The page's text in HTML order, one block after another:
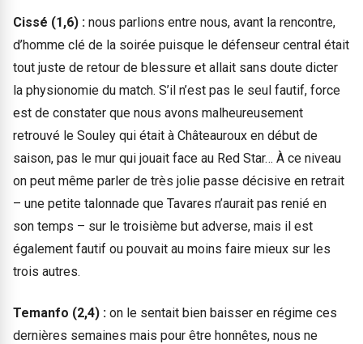
Cissé (1,6) : nous parlions entre nous, avant la rencontre,
d’homme clé de la soirée puisque le défenseur central était
tout juste de retour de blessure et allait sans doute dicter
la physionomie du match. S’il n’est pas le seul fautif, force
est de constater que nous avons malheureusement
retrouvé le Souley qui était à Châteauroux en début de
saison, pas le mur qui jouait face au Red Star… À ce niveau
on peut même parler de très jolie passe décisive en retrait
– une petite talonnade que Tavares n’aurait pas renié en
son temps – sur le troisième but adverse, mais il est
également fautif ou pouvait au moins faire mieux sur les
trois autres.
Temanfo (2,4) : on le sentait bien baisser en régime ces
dernières semaines mais pour être honnêtes, nous ne